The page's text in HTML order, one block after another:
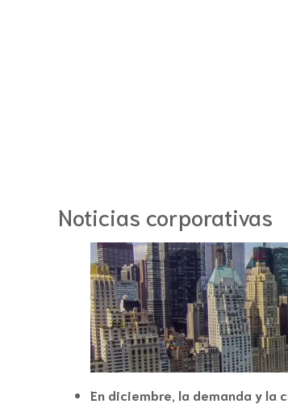
Noticias corporativas
En diciembre, la demanda y la